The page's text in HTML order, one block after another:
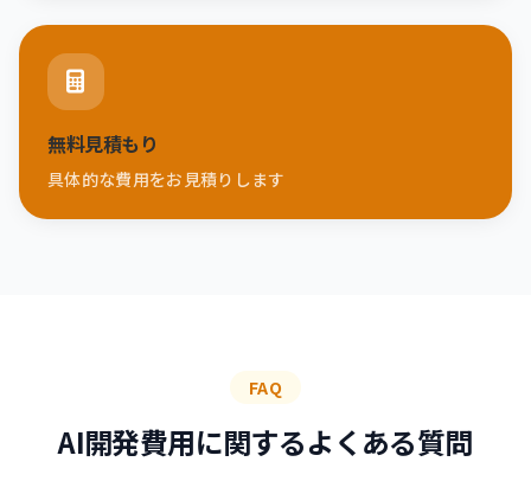
無料見積もり
具体的な費用をお見積りします
FAQ
AI開発費用に関するよくある質問